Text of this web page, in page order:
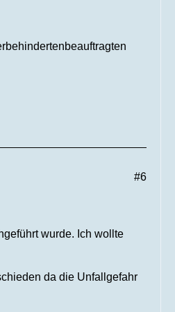
#6
wurde. Ich wollte
da die Unfallgefahr